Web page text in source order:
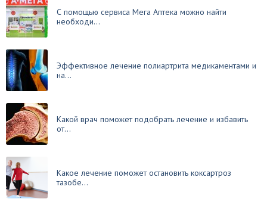
С помощью сервиса Мега Аптека можно найти
необходи...
Эффективное лечение полиартрита медикаментами и
на...
Какой врач поможет подобрать лечение и избавить
от...
Какое лечение поможет остановить коксартроз
тазобе...